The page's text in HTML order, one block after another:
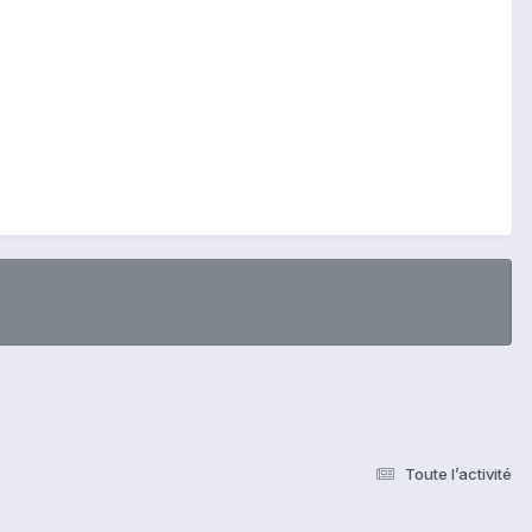
Toute l’activité